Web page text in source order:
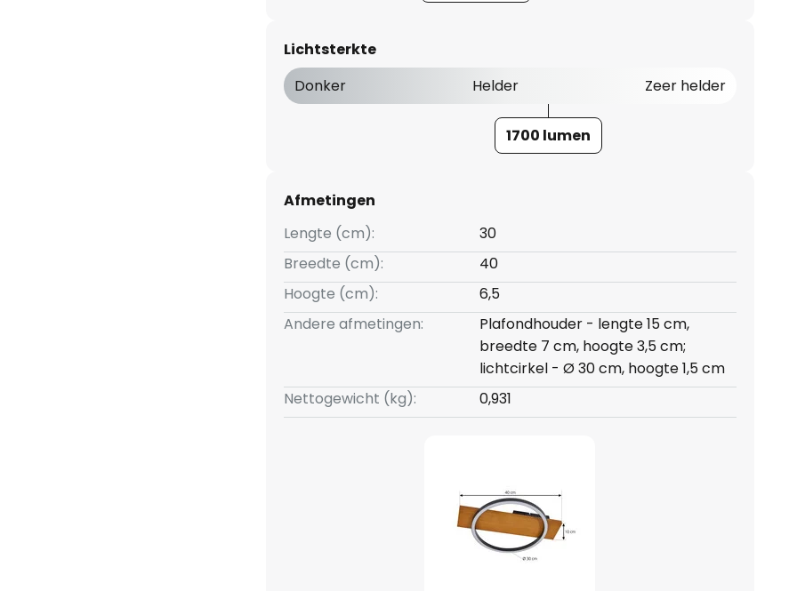
Lichtsterkte
Donker
Helder Zeer helder
1700 lumen
Afmetingen
Lengte (cm):
30
Breedte (cm):
40
Hoogte (cm):
6,5
Andere afmetingen:
Plafondhouder - lengte 15 cm,
breedte 7 cm, hoogte 3,5 cm;
lichtcirkel - Ø 30 cm, hoogte 1,5 cm
Nettogewicht (kg):
0,931